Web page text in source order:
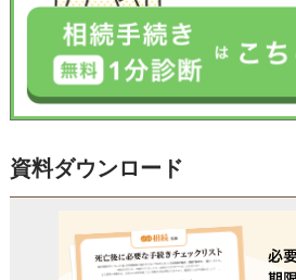
資料ダウンロード